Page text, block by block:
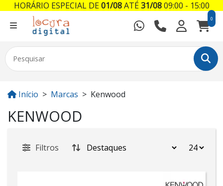
0
Início Marcas Kenwood
KENWOOD
Filtros
HORÁRIO ESPECIAL DE01/08ATÉ31/0809:00 - 15:00